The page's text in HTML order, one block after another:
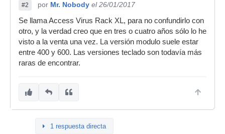
#2 por Mr. Nobody el 26/01/2017
Se llama Access Virus Rack XL, para no confundirlo con
otro, y la verdad creo que en tres o cuatro años sólo lo he
visto a la venta una vez. La versión modulo suele estar
entre 400 y 600. Las versiones teclado son todavía más
raras de encontrar.
1 respuesta directa